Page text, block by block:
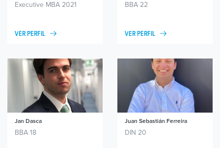
Executive MBA 2021
VER PERFIL
BBA 22
VER PERFIL
Jan Dasca
BBA 18
Juan Sebastián Ferreira
DIN 20